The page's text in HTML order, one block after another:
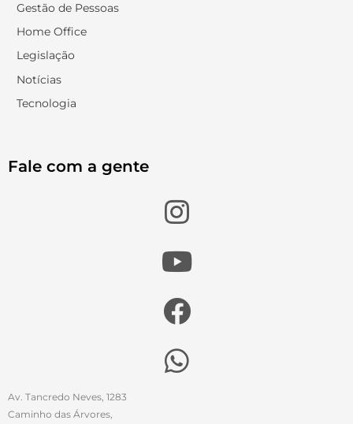
Gestão de Pessoas
Home Office
Legislação
Notícias
Tecnologia
Fale com a gente
Av. Tancredo Neves, 1283
Caminho das Árvores,